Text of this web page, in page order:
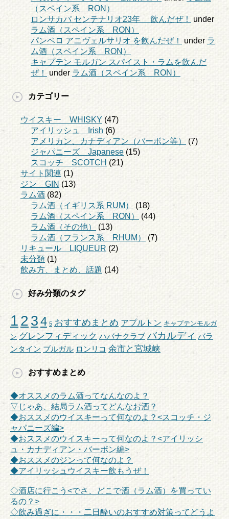
（スペイン系 RON）
ロンサカパ センテナリオ23年 飲んだぜ！
under
ラム酒（スペイン系 RON）
パンペロ アニヴェルサリオ を飲んだぜ！
under ラ
ム酒（スペイン系 RON）
キャプテン モルガン スパイスト・ラムを飲んだ
ぜ！
under ラム酒（スペイン系 RON）
カテゴリー
ウイスキー WHISKY (47)
アイリッシュ Irish (6)
アメリカン、カナディアン（バーボン等）
(7)
ジャパニーズ Japanese (15)
スコッチ SCOTCH (21)
サイト関連 (1)
ジン GIN (13)
ラム酒 (82)
ラム酒（イギリス系 RUM）
(18)
ラム酒（スペイン系 RON）
(44)
ラム酒（その他）
(13)
ラム酒（フランス系 RHUM）
(7)
リキュール LIQUEUR (2)
未分類 (1)
飲み方、まとめ、話題 (14)
好み分類のタグ
12 34 5 おすすめまとめ アプルトン キャプテンモルガ
ン グレンフィディック ハバナクラブ バカルディ バラ
ンタイン ブルガル ロンリコ 余市と宮城峡
おすすめまとめ
◆オススメのラム酒ってなんなのよ？
▽じゃあ、結局ラム酒ってどんなお酒？
◆おススメのウイスキーって何なのよ？<スコッチ・ジ
ャパニーズ編>
◆おススメのウイスキーって何なのよ？<アイリッシ
ュ・カナディアン・バーボン編>
◆おススメのジンって何なのよ？
◆アイリッシュウイスキー飲もうぜ！
◇酒店に行こう<でさ、どこで酒（ラム酒）を買ってい
るの？>
◇飲み過ぎに・・・二日酔いのおすすめ対策ってどうよ